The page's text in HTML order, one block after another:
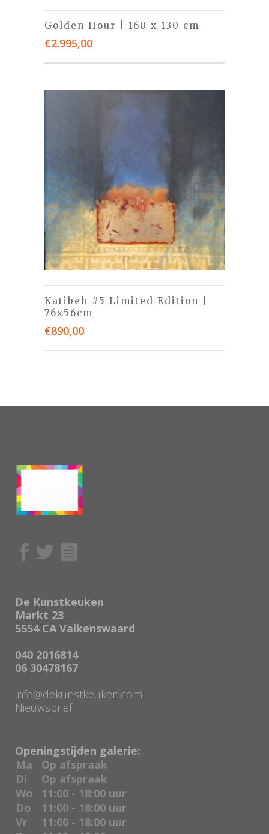
Golden Hour | 160 x 130 cm
€2.995,00
Katibeh #5 Limited Edition |
76x56cm
€890,00
De Kunstkeuken
Markt 23
5554 CA Valkenswaard
040 2016814
06 30478167
info@dekunstkeuken.com
Nieuwsbrief
Openingstijden galerie:
Ma
Op afspraak
Di
Op afspraak
Wo
11:00 - 18:00 uur
Do
11:00 - 18:00 uur
Vr
11:00 - 18:00 uur